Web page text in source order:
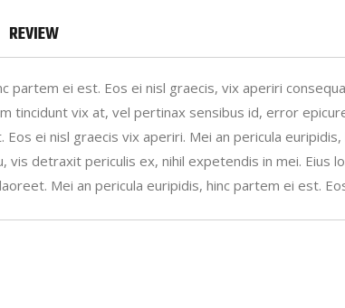
REVIEW
partem ei est. Eos ei nisl graecis, vix aperiri
tincidunt vix at, vel pertinax sensibus id, error
ei nisl graecis vix aperiri. Mei an pericula
vis detraxit periculis ex, nihil expetendis in mei.
Mei an pericula euripidis, hinc partem ei est.